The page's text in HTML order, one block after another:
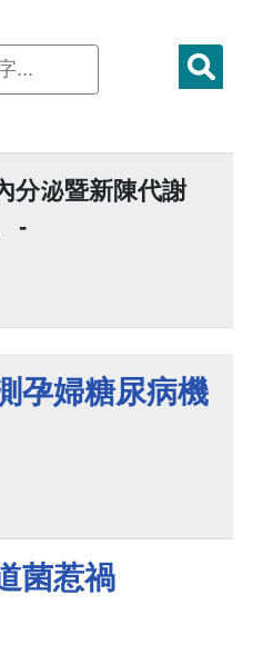
分泌暨新陳代謝
-
孕婦糖尿病機
菌惹禍